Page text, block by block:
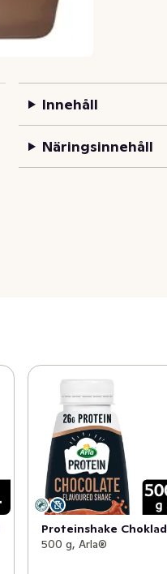
Innehåll
Näringsinnehåll
Proteinshake Choklad
500 g, Arla®